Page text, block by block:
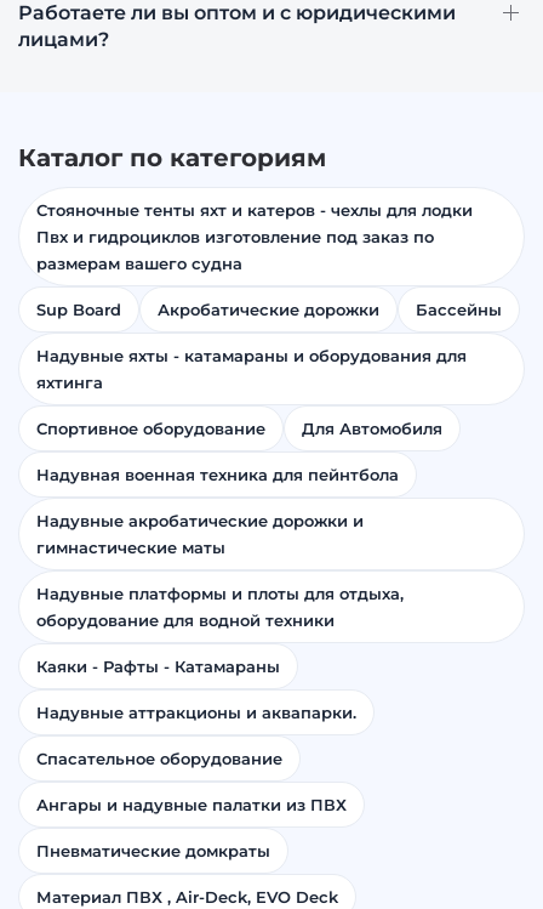
Работаете ли вы оптом и с юридическими
лицами?
Каталог по категориям
Стояночные тенты яхт и катеров - чехлы для лодки
Пвх и гидроциклов изготовление под заказ по
размерам вашего судна
Sup Board Акробатические дорожки Бассейны
Надувные яхты - катамараны и оборудования для
яхтинга
Спортивное оборудование Для Автомобиля
Надувная военная техника для пейнтбола
Надувные акробатические дорожки и
гимнастические маты
Надувные платформы и плоты для отдыха,
оборудование для водной техники
Каяки - Рафты - Катамараны
Надувные аттракционы и аквапарки.
Спасательное оборудование
Ангары и надувные палатки из ПВХ
Пневматические домкраты
Материал ПВХ , Air-Deck, EVO Deck